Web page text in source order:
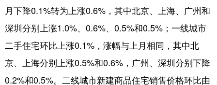
English Español Français عربى
Русский язык 日本語 한국어
Deutsch Português
月下降0.1%转为上涨0.6%，其中北京、上海、广州和
深圳分别上涨1.0%、0.6%、0.5%和0.5%；一线城市
二手住宅环比上涨0.1%，涨幅与上月相同，其中北
京、上海分别上涨0.5%和0.6%，广州、深圳分别下降
0.2%和0.5%。二线城市新建商品住宅销售价格环比由